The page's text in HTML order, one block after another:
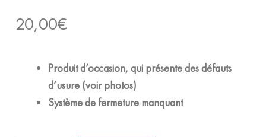
20,00€
Produit d’occasion, qui présente des défauts
d’usure (voir photos)
Système de fermeture manquant